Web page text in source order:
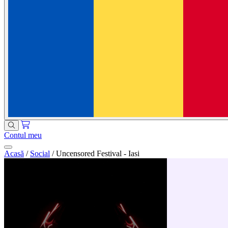
Contul meu
Acasă / Social / Uncensored Festival - Iasi